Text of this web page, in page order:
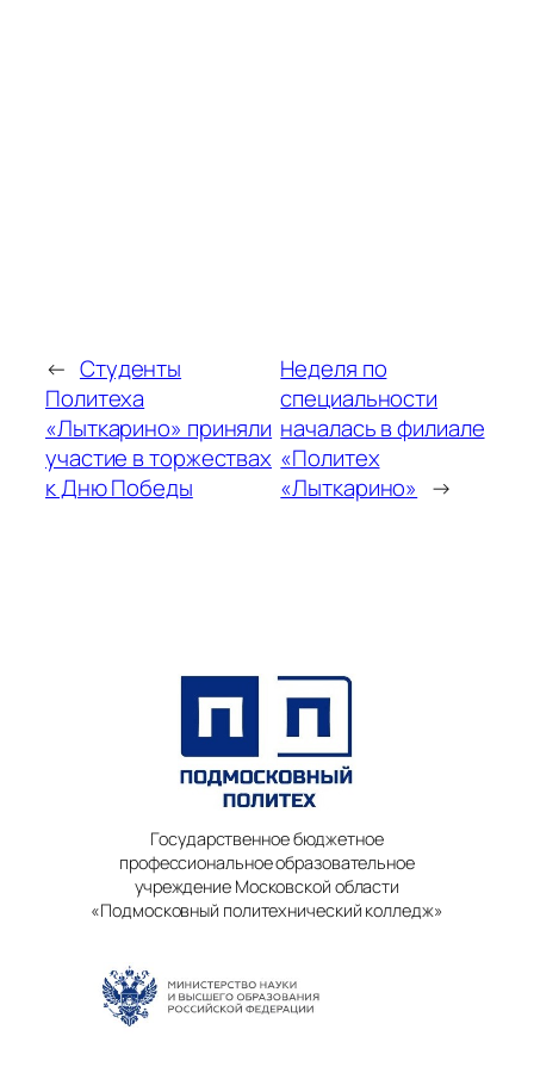
← Студенты
Политеха
«Лыткарино» приняли
участие в торжествах
к Дню Победы
Неделя по
специальности
началась в филиале
«Политех
«Лыткарино» →
Государственное бюджетное
профессиональное образовательное
учреждение Московской области
«Подмосковный политехнический колледж»